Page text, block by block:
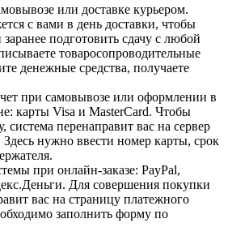
или доставке курьером.
с вами в день доставки, чтобы
подготовить сдачу с любой
товаросопроводительные
денежные средства, получаете
при самовывозе или оформлении в
карты Visa и MasterCard. Чтобы
система перенаправит вас на сервер
нужно ввести номер карты, срок
при онлайн-заказе: PayPal,
Для совершения покупки
вас на страницу платежного
заполнить форму по